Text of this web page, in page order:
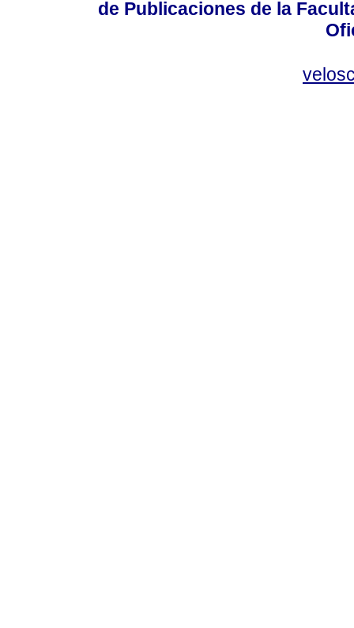
de Publicaciones de la